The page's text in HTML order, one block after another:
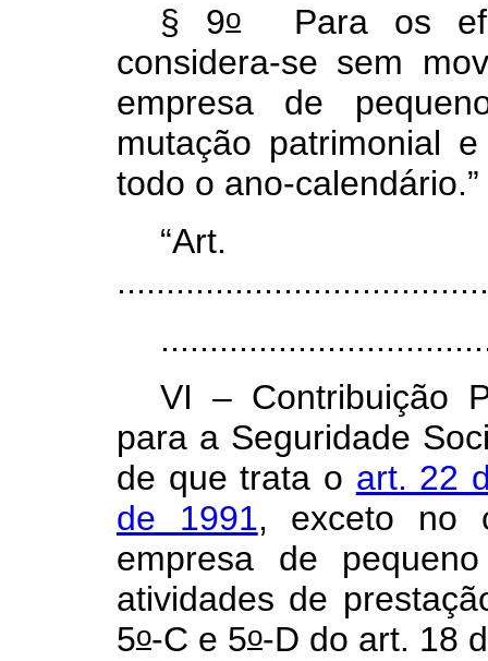
§ 9oPara os
considera-se sem
empresa de
mutação patrimonial
todo o ano-
VI – Contribuição
para a Seguridade
de que trata o art. 22
de 1991, exceto no
empresa de
atividades de
5o-C e 5o-D do art. 18